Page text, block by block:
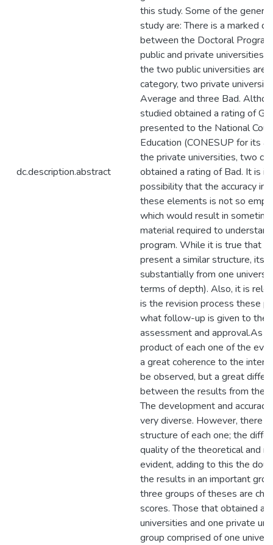
dc.description.abstract
this study. Some of the
study are: There is a marked
between the Doctoral
public and private universities
the two public universities are
category, two private
Average and three Bad.
studied obtained a rating of
presented to the National
Education (CONESUP for its
the private universities, two
obtained a rating of Bad. It is
possibility that the accuracy in
these elements is not so
which would result in
material required to
program. While it is true that
present a similar structure, its
substantially from one
terms of depth). Also, it is
is the revision process these
what follow-up is given to the
assessment and approval.As
product of each one of the
a great coherence to the
be observed, but a great
between the results from the
The development and
very diverse. However, there
structure of each one; the
quality of the theoretical and
evident, adding to this the
the results in an important
three groups of theses are
scores. Those that obtained a
universities and one private
group comprised of one